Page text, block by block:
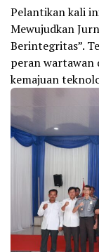
Pelantikan kali
Mewujudkan
Berintegritas”.
peran wartawan
kemajuan